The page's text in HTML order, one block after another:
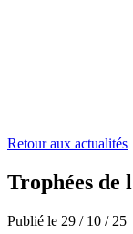
Retour aux actualités
Trophées de
Publié le 29 / 10 / 25